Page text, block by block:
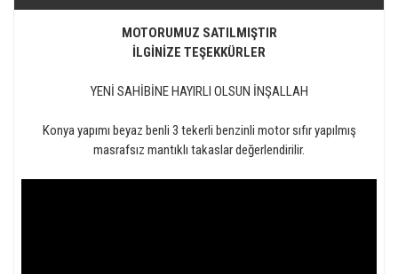
MOTORUMUZ SATILMIŞTIR
İLGİNİZE TEŞEKKÜRLER
YENİ SAHİBİNE HAYIRLI OLSUN İNŞALLAH
Konya yapımı beyaz benli 3 tekerli benzinli motor sıfır yapılmış
masrafsız mantıklı takaslar değerlendirilir.